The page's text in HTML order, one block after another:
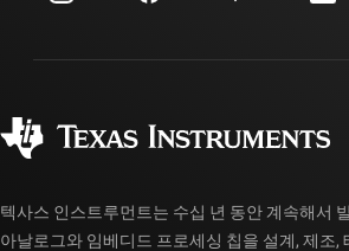
투자 관계
제조
myTI 계정 FAQ
주문 FAQ
텍사스 인스트루먼트는 수십 년 동안 계속해서
아날로그와 임베디드 프로세싱 칩을 설계, 제조,